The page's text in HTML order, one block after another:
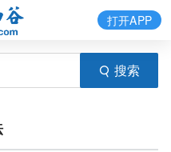
搜索
打开APP